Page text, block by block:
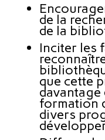
de la
de la
Inciter les
que cette
davantage
formation
divers